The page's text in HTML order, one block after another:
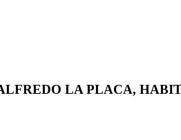
LA PLACA,